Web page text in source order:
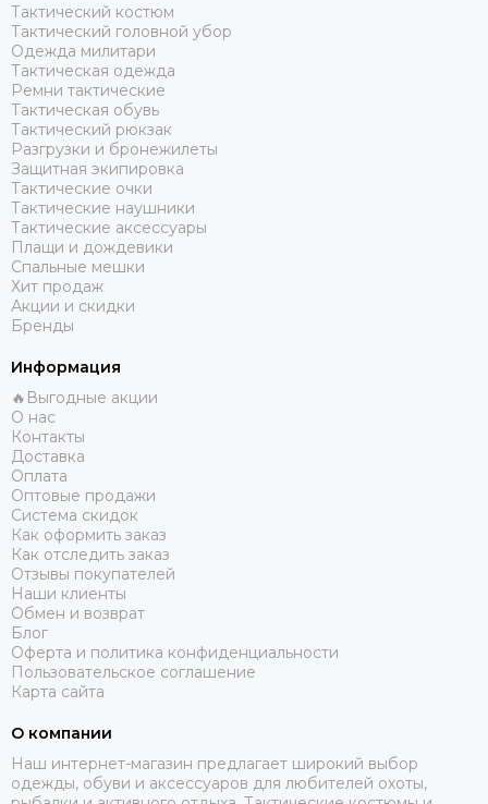
Тактический костюм
Тактический головной убор
Одежда милитари
Тактическая одежда
Ремни тактические
Тактическая обувь
Тактический рюкзак
Разгрузки и бронежилеты
Защитная экипировка
Тактические очки
Тактические наушники
Тактические аксессуары
Плащи и дождевики
Спальные мешки
Хит продаж
Акции и скидки
Бренды
Информация
🔥Выгодные акции
О нас
Контакты
Доставка
Оплата
Оптовые продажи
Система скидок
Как оформить заказ
Как отследить заказ
Отзывы покупателей
Наши клиенты
Обмен и возврат
Блог
Оферта и политика конфиденциальности
Пользовательское соглашение
Карта сайта
О компании
Наш интернет-магазин предлагает широкий выбор
одежды, обуви и аксессуаров для любителей охоты,